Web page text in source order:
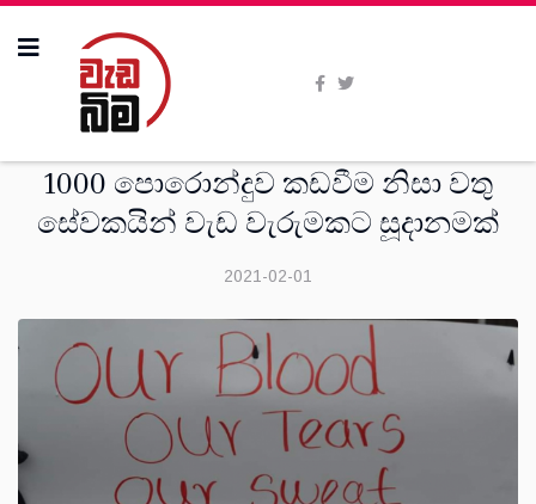
1000 පොරොන්දුව කඩවීම නිසා වතු
සේවකයින් වැඩ වැරුමකට සූදානමක්
2021-02-01